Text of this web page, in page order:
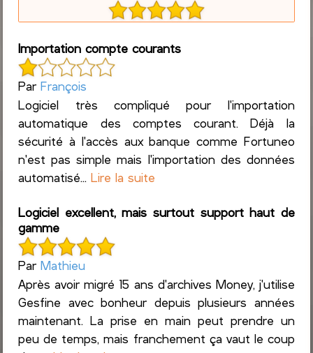
Importation compte courants
ParFrançois
Logiciel très compliqué pour l'importation
automatique des comptes courant. Déjà la
sécurité à l'accès aux banque comme Fortuneo
n'est pas simple mais l'importation des données
automatisé...Lire la suite
Logiciel excellent, mais surtout support haut de
gamme
ParMathieu
Après avoir migré 15 ans d'archives Money, j'utilise
Gesfine avec bonheur depuis plusieurs années
maintenant. La prise en main peut prendre un
peu de temps, mais franchement ça vaut le coup